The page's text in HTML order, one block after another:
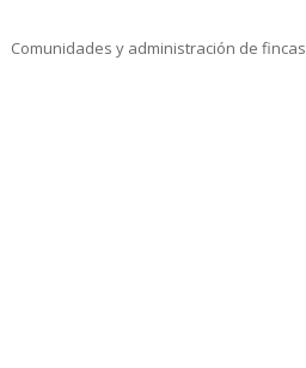
Comunidades y administración de fincas